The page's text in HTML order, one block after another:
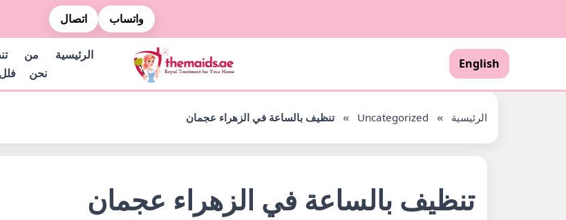
واتساب اتصال
English
الرئيسية
من
نحن
فلل
الرئيسية »
Uncategorized
» تنظيف بالساعة في الزهراء عجمان
تنظيف بالساعة في الزهراء عجمان